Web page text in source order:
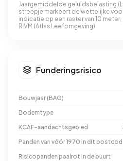
Jaargemiddelde geluidsbelasting
streepje markeert de wettelijke
indicatie op een raster van 10
RIVM (Atlas Leefomgeving).
Funderingsrisico
Bouwjaar (BAG)
Bodemtype
KCAF-aandachtsgebied
Panden van vóór 1970 in dit
Risicopanden paalrot in de buurt